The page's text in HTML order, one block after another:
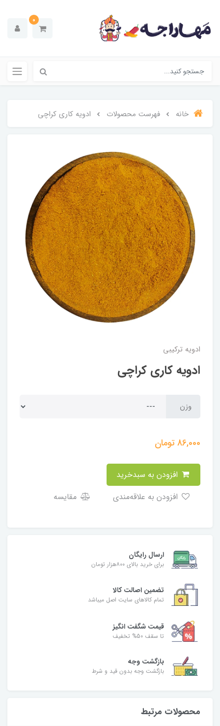
0
خانه فهرست محصولات ادویه کاری کراچی
ادویه ترکیبی
ادویه کاری کراچی
وزن
86,000تومان
مقایسه
ارسال رایگان
برای خرید بالای ۸۰۰هزار تومان
تضمین اصالت کالا
تمام کالاهای سایت اصل میباشد
قیمت شگفت انگیز
تا سقف 50% تخفیف
بازگشت وجه
بازگشت وجه بدون قید و شرط
محصولات مرتبط